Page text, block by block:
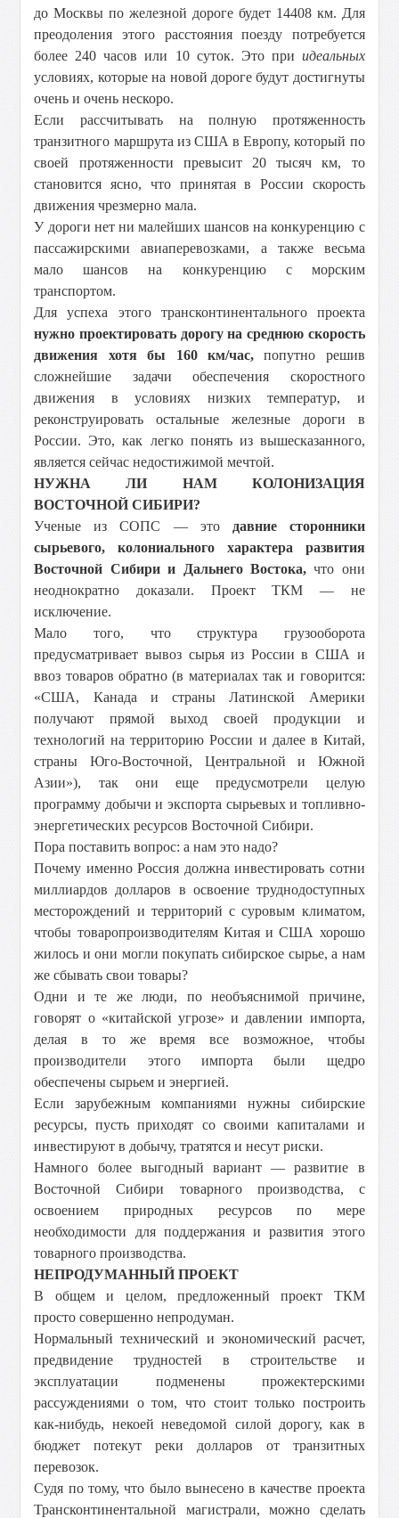
до Москвы по железной дороге будет 14408 км. Для
преодоления этого расстояния поезду потребуется
более 240 часов или 10 суток. Это при идеальных
условиях, которые на новой дороге будут достигнуты
очень и очень нескоро.
Если рассчитывать на полную протяженность
транзитного маршрута из США в Европу, который по
своей протяженности превысит 20 тысяч км, то
становится ясно, что принятая в России скорость
движения чрезмерно мала.
У дороги нет ни малейших шансов на конкуренцию с
пассажирскими авиаперевозками, а также весьма
мало шансов на конкуренцию с морским
транспортом.
Для успеха этого трансконтинентального проекта
нужно проектировать дорогу на среднюю скорость
движения хотя бы 160 км/час,попутно решив
сложнейшие задачи обеспечения скоростного
движения в условиях низких температур, и
реконструировать остальные железные дороги в
России. Это, как легко понять из вышесказанного,
является сейчас недостижимой мечтой.
НУЖНА ЛИ НАМ КОЛОНИЗАЦИЯ
ВОСТОЧНОЙ СИБИРИ?
Ученые из СОПС — это давние сторонники
сырьевого, колониального характера развития
Восточной Сибири и Дальнего Востока,что они
неоднократно доказали. Проект ТКМ — не
исключение.
Мало того, что структура грузооборота
предусматривает вывоз сырья из России в США и
ввоз товаров обратно (в материалах так и говорится:
«США, Канада и страны Латинской Америки
получают прямой выход своей продукции и
технологий на территорию России и далее в Китай,
страны Юго-Восточной, Центральной и Южной
Азии»), так они еще предусмотрели целую
программу добычи и экспорта сырьевых и топливно-
энергетических ресурсов Восточной Сибири.
Пора поставить вопрос: а нам это надо?
Почему именно Россия должна инвестировать сотни
миллиардов долларов в освоение труднодоступных
месторождений и территорий с суровым климатом,
чтобы товаропроизводителям Китая и США хорошо
жилось и они могли покупать сибирское сырье, а нам
же сбывать свои товары?
Одни и те же люди, по необъяснимой причине,
говорят о «китайской угрозе» и давлении импорта,
делая в то же время все возможное, чтобы
производители этого импорта были щедро
обеспечены сырьем и энергией.
Если зарубежным компаниями нужны сибирские
ресурсы, пусть приходят со своими капиталами и
инвестируют в добычу, тратятся и несут риски.
Намного более выгодный вариант — развитие в
Восточной Сибири товарного производства, с
освоением природных ресурсов по мере
необходимости для поддержания и развития этого
товарного производства.
НЕПРОДУМАННЫЙ ПРОЕКТ
В общем и целом, предложенный проект ТКМ
просто совершенно непродуман.
Нормальный технический и экономический расчет,
предвидение трудностей в строительстве и
эксплуатации подменены прожектерскими
рассуждениями о том, что стоит только построить
как-нибудь, некоей неведомой силой дорогу, как в
бюджет потекут реки долларов от транзитных
перевозок.
Судя по тому, что было вынесено в качестве проекта
Трансконтинентальной магистрали, можно сделать